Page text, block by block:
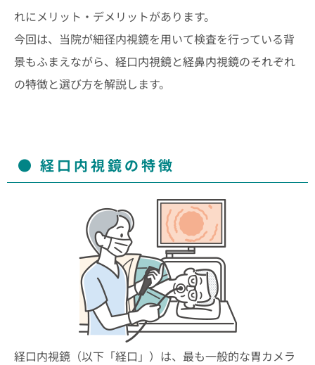
れにメリット・デメリットがあります。
今回は、当院が細径内視鏡を用いて検査を行っている背
景もふまえながら、経口内視鏡と経鼻内視鏡のそれぞれ
の特徴と選び方を解説します。
経口内視鏡の特徴
経口内視鏡（以下「経口」）は、最も一般的な胃カメラ